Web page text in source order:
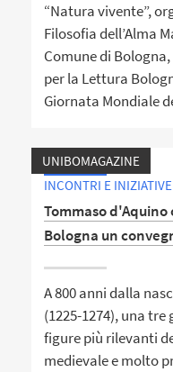
“Natura vivente”,
Filosofia dell’Alma
Comune di
per la Lettura
Giornata Mondiale
UNIBOMAGAZINE
INCONTRI E INIZIATIVE
Tommaso
Bologna un
A 800 anni dalla
(1225-1274), una
figure più rilevanti
medievale e molto